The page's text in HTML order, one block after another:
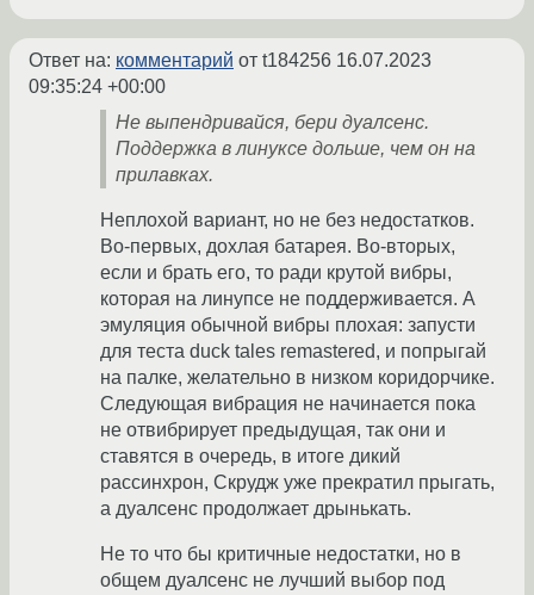
Ответ на: комментарий от t184256 16.07.2023
09:35:24 +00:00
Не выпендривайся, бери дуалсенс.
Поддержка в линуксе дольше, чем он на
прилавках.
Неплохой вариант, но не без недостатков.
Во-первых, дохлая батарея. Во-вторых,
если и брать его, то ради крутой вибры,
которая на линупсе не поддерживается. А
эмуляция обычной вибры плохая: запусти
для теста duck tales remastered, и попрыгай
на палке, желательно в низком коридорчике.
Следующая вибрация не начинается пока
не отвибрирует предыдущая, так они и
ставятся в очередь, в итоге дикий
рассинхрон, Скрудж уже прекратил прыгать,
а дуалсенс продолжает дрынькать.
Не то что бы критичные недостатки, но в
общем дуалсенс не лучший выбор под